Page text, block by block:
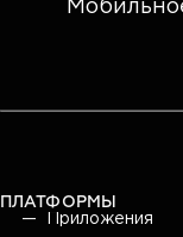
ПЛАТФОРМЫ
Приложения